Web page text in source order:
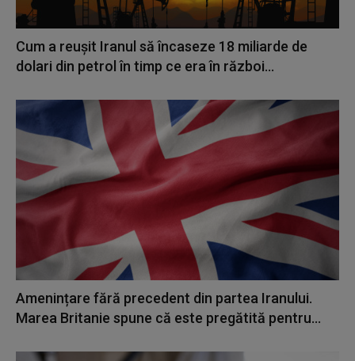
Cum a reuşit Iranul să încaseze 18 miliarde de
dolari din petrol în timp ce era în război...
Amenințare fără precedent din partea Iranului.
Marea Britanie spune că este pregătită pentru...